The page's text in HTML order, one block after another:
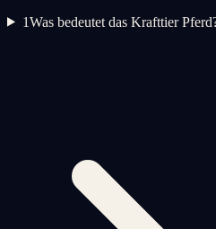
1Was bedeutet das Krafttier